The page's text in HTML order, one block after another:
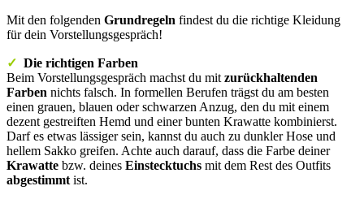
Mit den folgenden Grundregeln findest du die richtige Kleidung
für dein Vorstellungsgespräch!
✓ Die richtigen Farben
Beim Vorstellungsgespräch machst du mit zurückhaltenden
Farben nichts falsch. In formellen Berufen trägst du am besten
einen grauen, blauen oder schwarzen Anzug, den du mit einem
dezent gestreiften Hemd und einer bunten Krawatte kombinierst.
Darf es etwas lässiger sein, kannst du auch zu dunkler Hose und
hellem Sakko greifen. Achte auch darauf, dass die Farbe deiner
Krawatte bzw. deines Einstecktuchs mit dem Rest des Outfits
abgestimmt ist.